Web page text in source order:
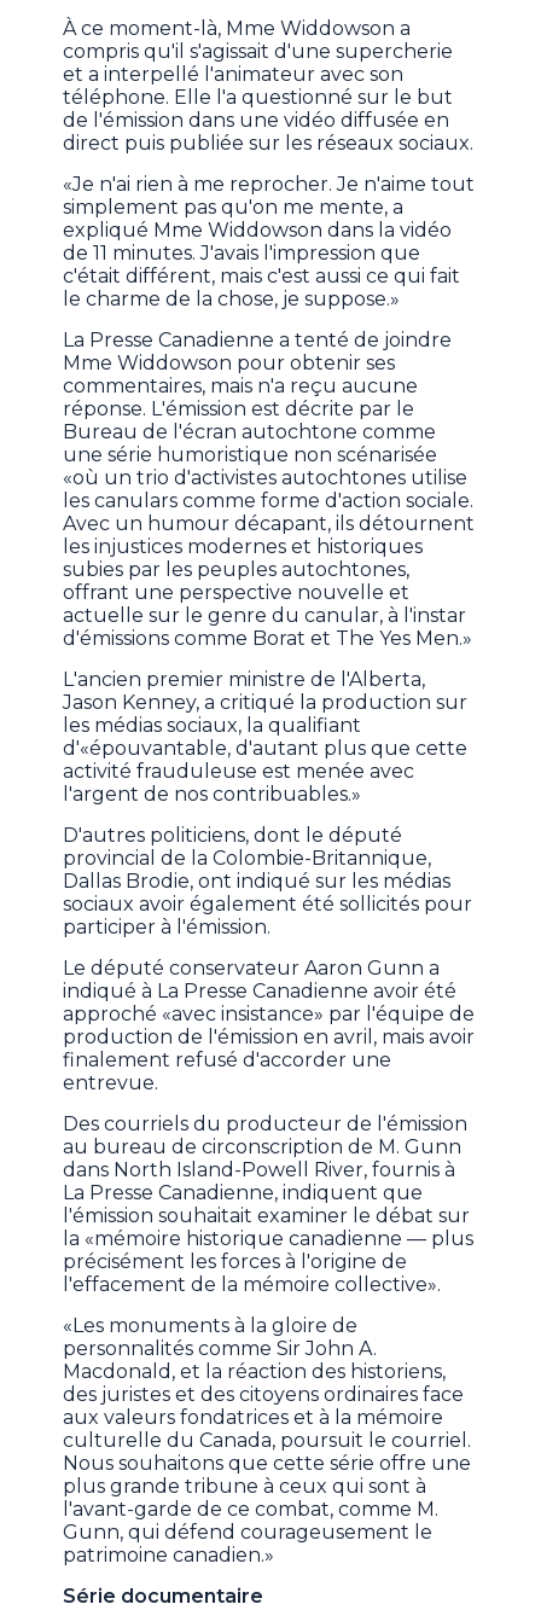
À ce moment-là, Mme Widdowson a
compris qu'il s'agissait d'une supercherie
et a interpellé l'animateur avec son
téléphone. Elle l'a questionné sur le but
de l'émission dans une vidéo diffusée en
direct puis publiée sur les réseaux sociaux.
«Je n'ai rien à me reprocher. Je n'aime tout
simplement pas qu'on me mente, a
expliqué Mme Widdowson dans la vidéo
de 11 minutes. J'avais l'impression que
c'était différent, mais c'est aussi ce qui fait
le charme de la chose, je suppose.»
La Presse Canadienne a tenté de joindre
Mme Widdowson pour obtenir ses
commentaires, mais n'a reçu aucune
réponse. L'émission est décrite par le
Bureau de l'écran autochtone comme
une série humoristique non scénarisée
«où un trio d'activistes autochtones utilise
les canulars comme forme d'action sociale.
Avec un humour décapant, ils détournent
les injustices modernes et historiques
subies par les peuples autochtones,
offrant une perspective nouvelle et
actuelle sur le genre du canular, à l'instar
d'émissions comme Borat et The Yes Men.»
L'ancien premier ministre de l'Alberta,
Jason Kenney, a critiqué la production sur
les médias sociaux, la qualifiant
d'«épouvantable, d'autant plus que cette
activité frauduleuse est menée avec
l'argent de nos contribuables.»
D'autres politiciens, dont le député
provincial de la Colombie-Britannique,
Dallas Brodie, ont indiqué sur les médias
sociaux avoir également été sollicités pour
participer à l'émission.
Le député conservateur Aaron Gunn a
indiqué à La Presse Canadienne avoir été
approché «avec insistance» par l'équipe de
production de l'émission en avril, mais avoir
finalement refusé d'accorder une
entrevue.
Des courriels du producteur de l'émission
au bureau de circonscription de M. Gunn
dans North Island-Powell River, fournis à
La Presse Canadienne, indiquent que
l'émission souhaitait examiner le débat sur
la «mémoire historique canadienne — plus
précisément les forces à l'origine de
l'effacement de la mémoire collective».
«Les monuments à la gloire de
personnalités comme Sir John A.
Macdonald, et la réaction des historiens,
des juristes et des citoyens ordinaires face
aux valeurs fondatrices et à la mémoire
culturelle du Canada, poursuit le courriel.
Nous souhaitons que cette série offre une
plus grande tribune à ceux qui sont à
l'avant-garde de ce combat, comme M.
Gunn, qui défend courageusement le
patrimoine canadien.»
Série documentaire